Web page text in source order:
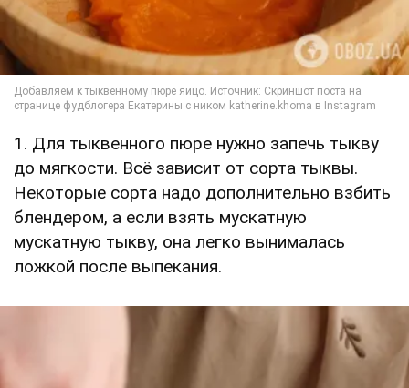
1. Для тыквенного пюре нужно запечь тыкву
до мягкости. Всё зависит от сорта тыквы.
Некоторые сорта надо дополнительно взбить
блендером, а если взять мускатную
мускатную тыкву, она легко вынималась
ложкой после выпекания.